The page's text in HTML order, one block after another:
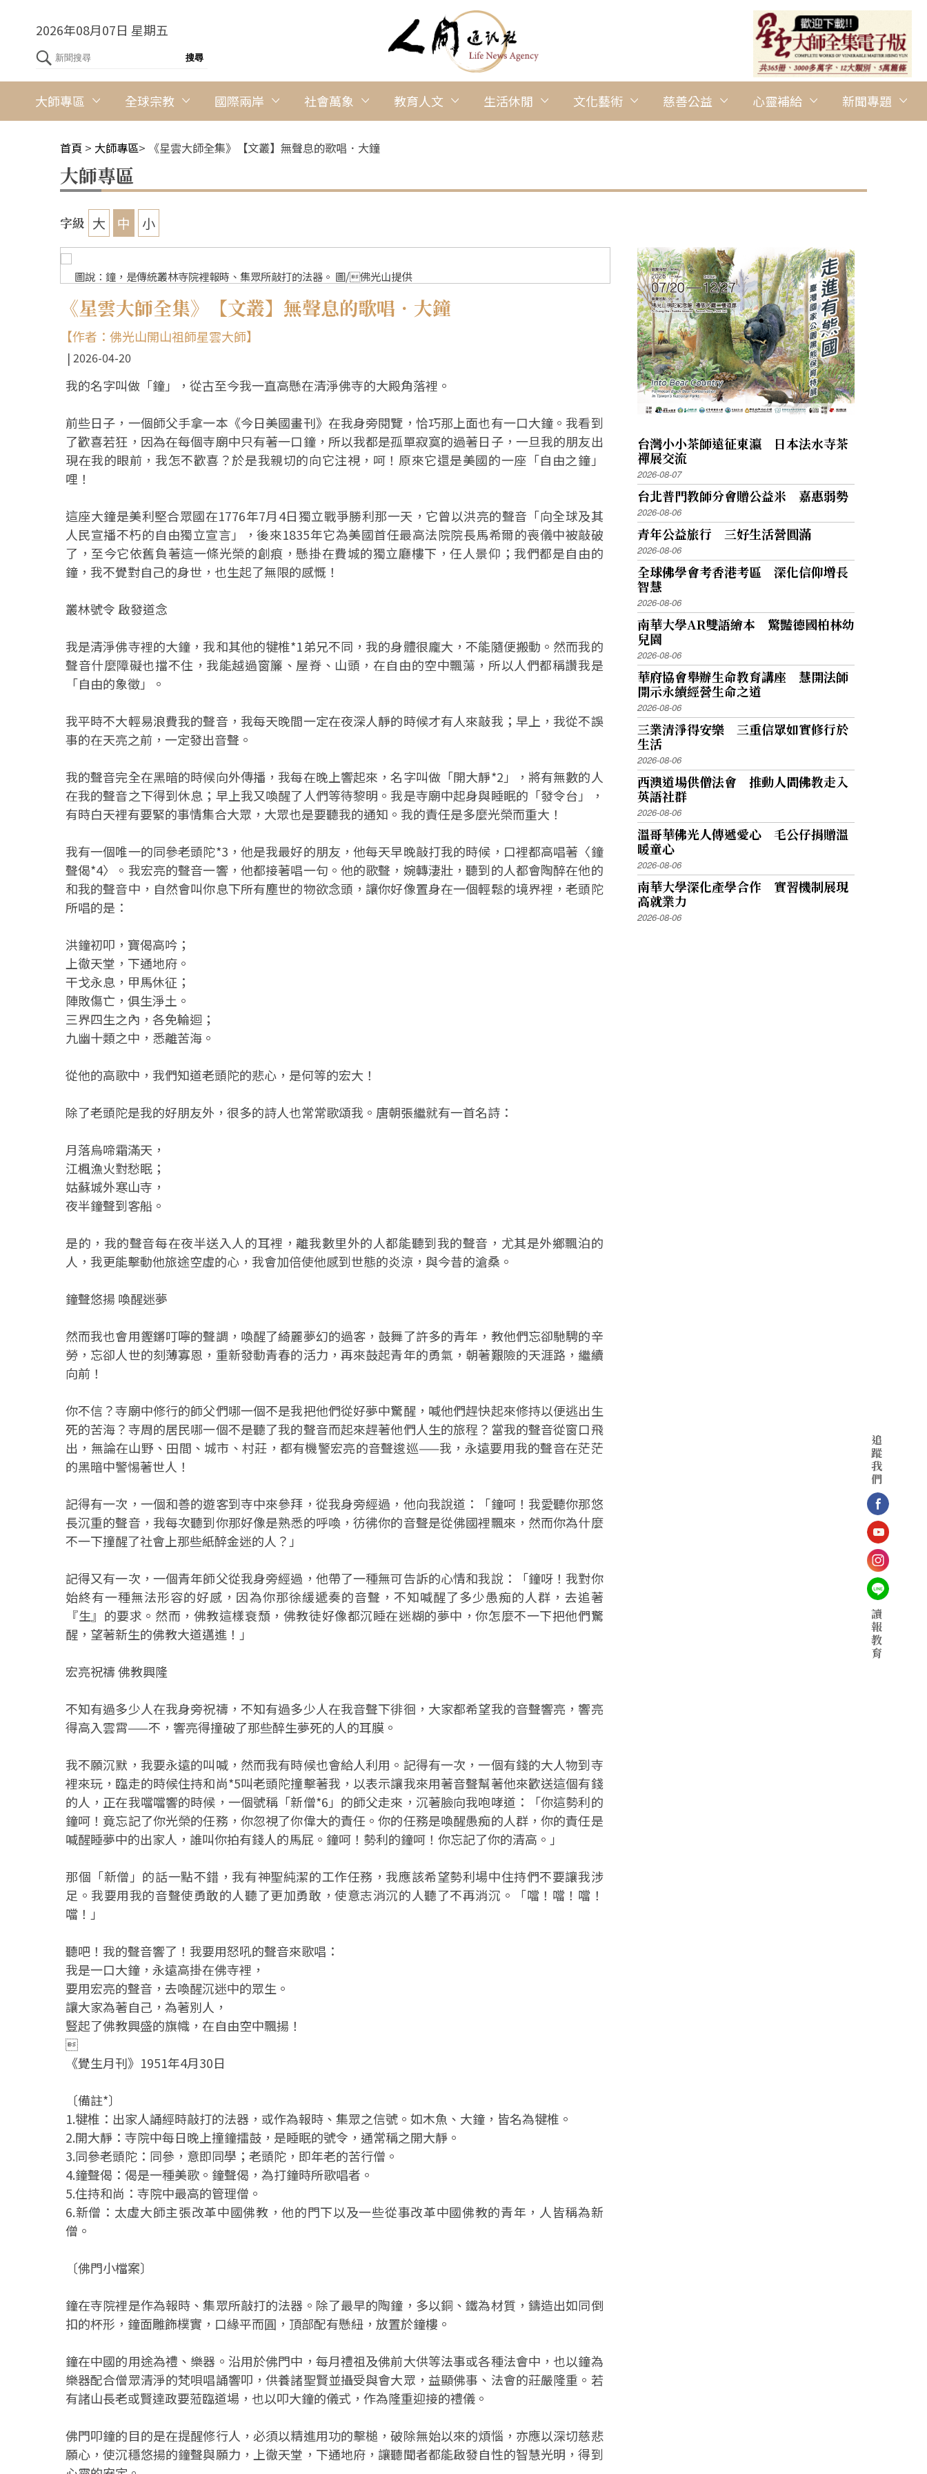
2026年08月07日 星期五
大師專區 全球宗教 國際兩岸 社會萬象 教育人文 生活休閒 文化藝術 慈善公益 心靈補給 新聞專題
首頁 > 大師專區> 《星雲大師全集》【文叢】無聲息的歌唱．大鐘
大師專區
字級 大 中 小
圖說：鐘，是傳統叢林寺院裡報時、集眾所敲打的法器。 圖/佛光山提供 圖說：鐘，是傳統叢林寺院裡報時、集眾所敲打的法器。 圖/佛
《星雲大師全集》【文叢】無聲息的歌唱．大鐘
【作者：佛光山開山祖師星雲大師】
2026-04-20
我的名字叫做「鐘」，從古至今我一直高懸在清淨佛寺的大殿角落裡。
前些日子，一個師父手拿一本《今日美國畫刊》在我身旁閱覽，恰巧那上面也有一口大鐘。我看到
了歡喜若狂，因為在每個寺廟中只有著一口鐘，所以我都是孤單寂寞的過著日子，一旦我的朋友出
現在我的眼前，我怎不歡喜？於是我親切的向它注視，呵！原來它還是美國的一座「自由之鐘」
哩！
這座大鐘是美利堅合眾國在1776年7月4日獨立戰爭勝利那一天，它曾以洪亮的聲音「向全球及其
人民宣播不朽的自由獨立宣言」，後來1835年它為美國首任最高法院院長馬希爾的喪儀中被敲破
了，至今它依舊負著這一條光榮的創痕，懸掛在費城的獨立廳樓下，任人景仰；我們都是自由的
鐘，我不覺對自己的身世，也生起了無限的感慨！
叢林號令 啟發道念
我是清淨佛寺裡的大鐘，我和其他的犍椎*1弟兄不同，我的身體很龐大，不能隨便搬動。然而我的
聲音什麼障礙也擋不住，我能越過窗簾、屋脊、山頭，在自由的空中飄蕩，所以人們都稱讚我是
「自由的象徵」。
我平時不大輕易浪費我的聲音，我每天晚間一定在夜深人靜的時候才有人來敲我；早上，我從不誤
事的在天亮之前，一定發出音聲。
我的聲音完全在黑暗的時候向外傳播，我每在晚上響起來，名字叫做「開大靜*2」，將有無數的人
在我的聲音之下得到休息；早上我又喚醒了人們等待黎明。我是寺廟中起身與睡眠的「發令台」，
有時白天裡有要緊的事情集合大眾，大眾也是要聽我的通知。我的責任是多麼光榮而重大！
我有一個唯一的同參老頭陀*3，他是我最好的朋友，他每天早晚敲打我的時候，口裡都高唱著〈鐘
聲偈*4〉。我宏亮的聲音一響，他都接著唱一句。他的歌聲，婉轉淒壯，聽到的人都會陶醉在他的
和我的聲音中，自然會叫你息下所有塵世的物欲念頭，讓你好像置身在一個輕鬆的境界裡，老頭陀
所唱的是：
洪鐘初叩，寶偈高吟；
上徹天堂，下通地府。
干戈永息，甲馬休征；
陣敗傷亡，俱生淨土。
三界四生之內，各免輪迴；
九幽十類之中，悉離苦海。
從他的高歌中，我們知道老頭陀的悲心，是何等的宏大！
除了老頭陀是我的好朋友外，很多的詩人也常常歌頌我。唐朝張繼就有一首名詩：
月落烏啼霜滿天，
江楓漁火對愁眠；
姑蘇城外寒山寺，
夜半鐘聲到客船。
是的，我的聲音每在夜半送入人的耳裡，離我數里外的人都能聽到我的聲音，尤其是外鄉飄泊的
人，我更能擊動他旅途空虛的心，我會加倍使他感到世態的炎涼，與今昔的滄桑。
鐘聲悠揚 喚醒迷夢
然而我也會用鏗鏘叮嚀的聲調，喚醒了綺麗夢幻的過客，鼓舞了許多的青年，教他們忘卻馳騁的辛
勞，忘卻人世的刻薄寡恩，重新發動青春的活力，再來鼓起青年的勇氣，朝著艱險的天涯路，繼續
向前！
你不信？寺廟中修行的師父們哪一個不是我把他們從好夢中驚醒，喊他們趕快起來修持以便逃出生
死的苦海？寺周的居民哪一個不是聽了我的聲音而起來趕著他們人生的旅程？當我的聲音從窗口飛
出，無論在山野、田間、城市、村莊，都有機警宏亮的音聲逡巡——我，永遠要用我的聲音在茫茫
的黑暗中警惕著世人！
記得有一次，一個和善的遊客到寺中來參拜，從我身旁經過，他向我說道：「鐘呵！我愛聽你那悠
長沉重的聲音，我每次聽到你那好像是熟悉的呼喚，彷彿你的音聲是從佛國裡飄來，然而你為什麼
不一下撞醒了社會上那些紙醉金迷的人？」
記得又有一次，一個青年師父從我身旁經過，他帶了一種無可告訴的心情和我說：「鐘呀！我對你
始終有一種無法形容的好感，因為你那徐緩遞奏的音聲，不知喊醒了多少愚痴的人群，去追著
『生』的要求。然而，佛教這樣衰頹，佛教徒好像都沉睡在迷糊的夢中，你怎麼不一下把他們驚
醒，望著新生的佛教大道邁進！」
宏亮祝禱 佛教興隆
不知有過多少人在我身旁祝禱，不知有過多少人在我音聲下徘徊，大家都希望我的音聲響亮，響亮
得高入雲霄——不，響亮得撞破了那些醉生夢死的人的耳膜。
我不願沉默，我要永遠的叫喊，然而我有時候也會給人利用。記得有一次，一個有錢的大人物到寺
裡來玩，臨走的時候住持和尚*5叫老頭陀撞擊著我，以表示讓我來用著音聲幫著他來歡送這個有錢
的人，正在我噹噹響的時候，一個號稱「新僧*6」的師父走來，沉著臉向我咆哮道：「你這勢利的
鐘呵！竟忘記了你光榮的任務，你忽視了你偉大的責任。你的任務是喚醒愚痴的人群，你的責任是
喊醒睡夢中的出家人，誰叫你拍有錢人的馬屁。鐘呵！勢利的鐘呵！你忘記了你的清高。」
那個「新僧」的話一點不錯，我有神聖純潔的工作任務，我應該希望勢利場中住持們不要讓我涉
足。我要用我的音聲使勇敢的人聽了更加勇敢，使意志消沉的人聽了不再消沉。「噹！噹！噹！
噹！」
聽吧！我的聲音響了！我要用怒吼的聲音來歌唱：
我是一口大鐘，永遠高掛在佛寺裡，
要用宏亮的聲音，去喚醒沉迷中的眾生。
讓大家為著自己，為著別人，
豎起了佛教興盛的旗幟，在自由空中飄揚！

《覺生月刊》1951年4月30日
〔備註*〕
1.犍椎：出家人誦經時敲打的法器，或作為報時、集眾之信號。如木魚、大鐘，皆名為犍椎。
2.開大靜：寺院中每日晚上撞鐘擂鼓，是睡眠的號令，通常稱之開大靜。
3.同參老頭陀：同參，意即同學；老頭陀，即年老的苦行僧。
4.鐘聲偈：偈是一種美歌。鐘聲偈，為打鐘時所歌唱者。
5.住持和尚：寺院中最高的管理僧。
6.新僧：太虛大師主張改革中國佛教，他的門下以及一些從事改革中國佛教的青年，人皆稱為新
僧。
〔佛門小檔案〕
鐘在寺院裡是作為報時、集眾所敲打的法器。除了最早的陶鐘，多以銅、鐵為材質，鑄造出如同倒
扣的杯形，鐘面雕飾樸實，口緣平而圓，頂部配有懸紐，放置於鐘樓。
鐘在中國的用途為禮、樂器。沿用於佛門中，每月禮祖及佛前大供等法事或各種法會中，也以鐘為
樂器配合僧眾清淨的梵唄唱誦響叩，供養諸聖賢並攝受與會大眾，益顯佛事、法會的莊嚴隆重。若
有諸山長老或賢達政要蒞臨道場，也以叩大鐘的儀式，作為隆重迎接的禮儀。
佛門叩鐘的目的是在提醒修行人，必須以精進用功的擊槌，破除無始以來的煩惱，亦應以深切慈悲
願心，使沉穩悠揚的鐘聲與願力，上徹天堂，下通地府，讓聽聞者都能啟發自性的智慧光明，得到
台灣小小茶師遠征東瀛 日本法水寺茶
禪展交流
2026-08-07
台北普門教師分會贈公益米 嘉惠弱勢
2026-08-06
青年公益旅行 三好生活營圓滿
2026-08-06
全球佛學會考香港考區 深化信仰增長
智慧
2026-08-06
南華大學AR雙語繪本 驚豔德國柏林幼
兒園
2026-08-06
華府協會舉辦生命教育講座 慧開法師
開示永續經營生命之道
2026-08-06
三業清淨得安樂 三重信眾如實修行於
生活
2026-08-06
西澳道場供僧法會 推動人間佛教走入
英語社群
2026-08-06
溫哥華佛光人傳遞愛心 毛公仔捐贈溫
暖童心
2026-08-06
南華大學深化產學合作 實習機制展現
高就業力
2026-08-06
追
蹤
我
們
讀
報
教
育